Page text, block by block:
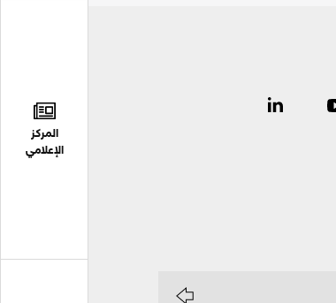
المركز
الإعلامي